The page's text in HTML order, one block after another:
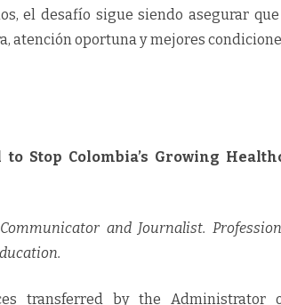
el desafío sigue siendo asegurar que
atención oportuna y mejores
Stop Colombia’s Growing
and Journalist.
transferred by the Administrator